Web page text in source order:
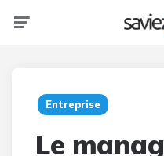
Entreprise
Le